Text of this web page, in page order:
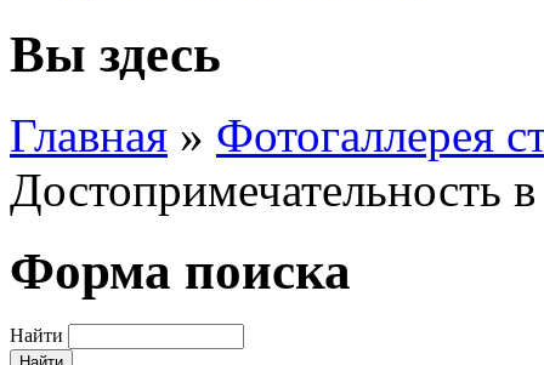
Вы здесь
Главная » Фотогаллерея
Достопримечательность
Форма поиска
Найти